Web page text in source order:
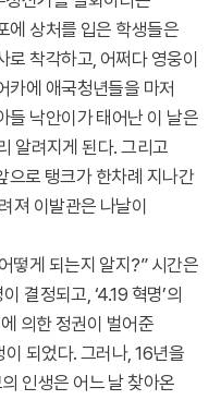
에 상처를 입은 학생들은
착각하고, 어쩌다 영웅이
카에 애국청년들을 마저
들 낙안이가 태어난 이 날은
알려지게 된다. 그리고
으로 탱크가 한차례 지나간
져 이발관은 나날이
떻게 되는지 알지?” 시간은
결정되고, ‘4.19 혁명’의
의한 정권이 벌어준
되었다. 그러나, 16년을
인생은 어느 날 찾아온